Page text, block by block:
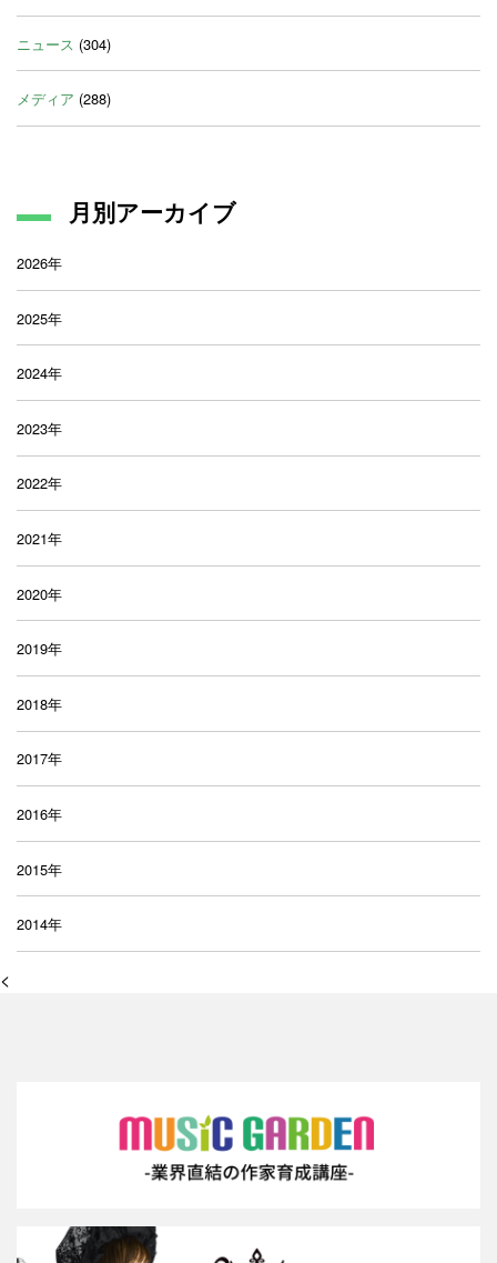
ニュース (304)
メディア (288)
月別アーカイブ
2026年
2025年
2024年
2023年
2022年
2021年
2020年
2019年
2018年
2017年
2016年
2015年
2014年
<